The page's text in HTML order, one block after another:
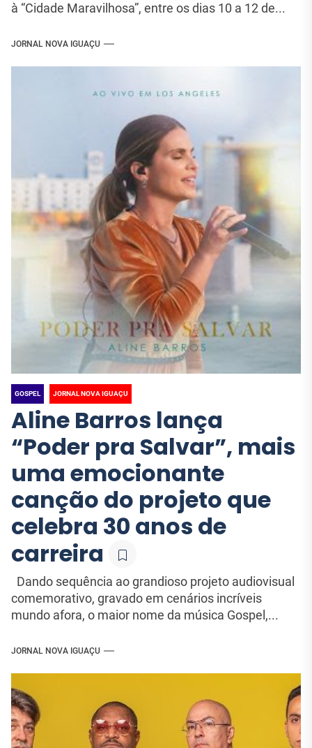
à “Cidade Maravilhosa”, entre os dias 10 a 12 de...
JORNAL NOVA IGUAÇU
GOSPEL JORNAL NOVA IGUAÇU
Aline Barros lança
“Poder pra Salvar”, mais
uma emocionante
canção do projeto que
celebra 30 anos de
carreira
Dando sequência ao grandioso projeto audiovisual
comemorativo, gravado em cenários incríveis
mundo afora, o maior nome da música Gospel,...
JORNAL NOVA IGUAÇU